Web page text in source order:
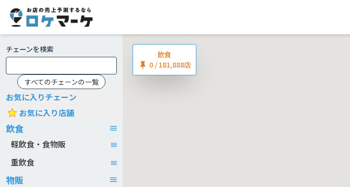
チェーンを検索
すべてのチェーンの一覧
お気に入りチェーン
お気に入り店舗
飲食
軽飲食・食物販
重飲食
物販
飲食
0 / 181,888店